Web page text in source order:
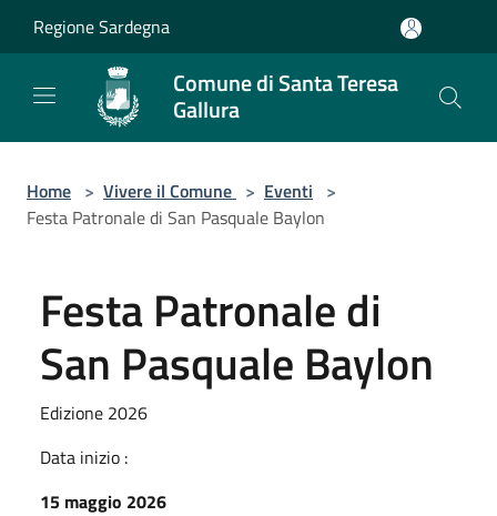
Regione Sardegna
Comune di Santa Teresa
Gallura
Home > Vivere il Comune > Eventi >
Festa Patronale di San Pasquale Baylon
Festa Patronale di
San Pasquale Baylon
Edizione 2026
Data inizio :
15 maggio 2026